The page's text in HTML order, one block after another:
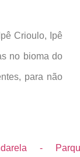
Crioulo, Ipê
no bioma do
para não